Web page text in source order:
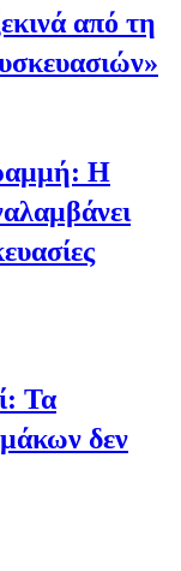
από τη
Η
Τα
δεν